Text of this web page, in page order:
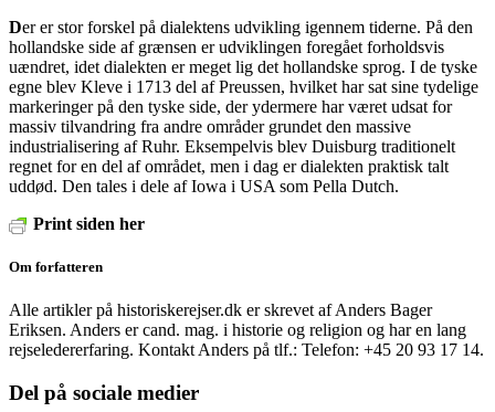
Der er stor forskel på dialektens udvikling igennem tiderne. På den
hollandske side af grænsen er udviklingen foregået forholdsvis
uændret, idet dialekten er meget lig det hollandske sprog. I de tyske
egne blev Kleve i 1713 del af Preussen, hvilket har sat sine tydelige
markeringer på den tyske side, der ydermere har været udsat for
massiv tilvandring fra andre områder grundet den massive
industrialisering af Ruhr. Eksempelvis blev Duisburg traditionelt
regnet for en del af området, men i dag er dialekten praktisk talt
uddød. Den tales i dele af Iowa i USA som Pella Dutch.
Print siden her
Om forfatteren
Alle artikler på historiskerejser.dk er skrevet af Anders Bager
Eriksen. Anders er cand. mag. i historie og religion og har en lang
rejseledererfaring. Kontakt Anders på tlf.: Telefon: +45 20 93 17 14.
Del på sociale medier